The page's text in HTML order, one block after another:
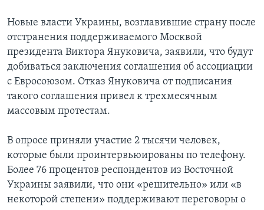
Новые власти Украины, возглавившие страну после
отстранения поддерживаемого Москвой
президента Виктора Януковича, заявили, что будут
добиваться заключения соглашения об ассоциации
с Евросоюзом. Отказ Януковича от подписания
такого соглашения привел к трехмесячным
массовым протестам.
В опросе приняли участие 2 тысячи человек,
которые были проинтервьюированы по телефону.
Более 76 процентов респондентов из Восточной
Украины заявили, что они «решительно» или «в
некоторой степени» поддерживают переговоры о